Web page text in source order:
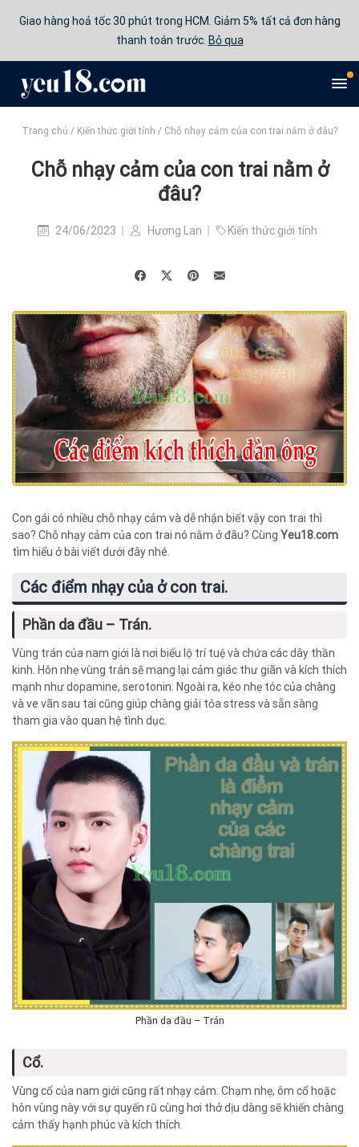
Giao hàng hoả tốc 30 phút trong HCM. Giảm 5% tất cả đơn hàng
thanh toán trước. Bỏ qua
Trang chủ / Kiến thức giới tính / Chỗ nhạy cảm của con trai nằm ở đâu?
Chỗ nhạy cảm của con trai nằm ở
đâu?
24/06/2023 Hương Lan Kiến thức giới tính
Con gái có nhiều chỗ nhạy cảm và dễ nhận biết vậy con trai thì
sao? Chỗ nhạy cảm của con trai nó nằm ở đâu? Cùng Yeu18.com
tìm hiểu ở bài viết dưới đây nhé.
Các điểm nhạy của ở con trai.
Phần da đầu – Trán.
Vùng trán của nam giới là nơi biểu lộ trí tuệ và chứa các dây thần
kinh. Hôn nhẹ vùng trán sẽ mang lại cảm giác thư giãn và kích thích
mạnh như dopamine, serotonin. Ngoài ra, kéo nhẹ tóc của chàng
và ve vãn sau tai cũng giúp chàng giải tỏa stress và sẵn sàng
tham gia vào quan hệ tình dục.
Phần da đầu – Trán
Cổ.
Vùng cổ của nam giới cũng rất nhạy cảm. Chạm nhẹ, ôm cổ hoặc
hôn vùng này với sự quyến rũ cùng hơi thở dịu dàng sẽ khiến chàng
cảm thấy hạnh phúc và kích thích.